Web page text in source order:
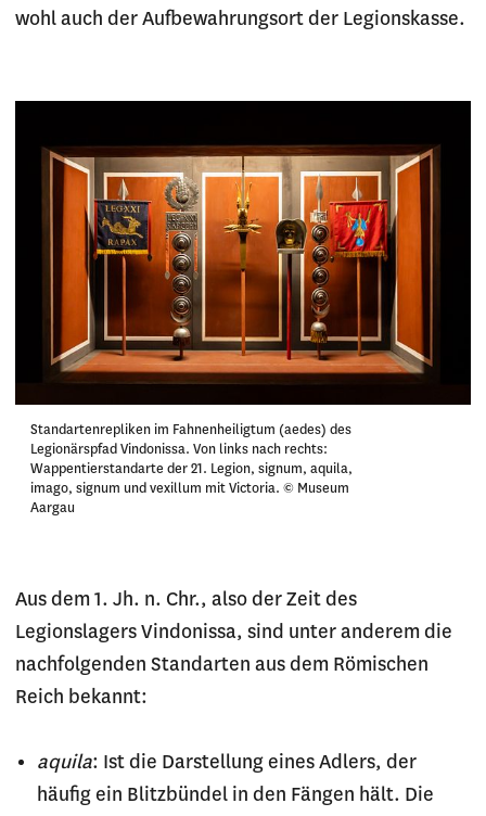
wohl auch der Aufbewahrungsort der Legionskasse.
Standartenrepliken im Fahnenheiligtum (aedes) des
Legionärspfad Vindonissa. Von links nach rechts:
Wappentierstandarte der 21. Legion, signum, aquila,
imago, signum und vexillum mit Victoria. © Museum
Aargau
Aus dem 1. Jh. n. Chr., also der Zeit des
Legionslagers Vindonissa, sind unter anderem die
nachfolgenden Standarten aus dem Römischen
Reich bekannt:
aquila: Ist die Darstellung eines Adlers, der
häufig ein Blitzbündel in den Fängen hält. Die